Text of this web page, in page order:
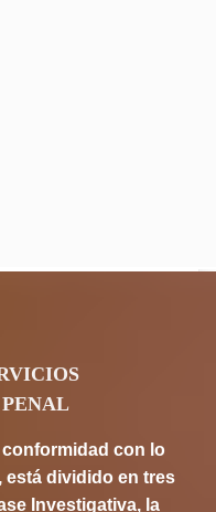
conformidad con lo
está dividido en tres
Investigativa, la